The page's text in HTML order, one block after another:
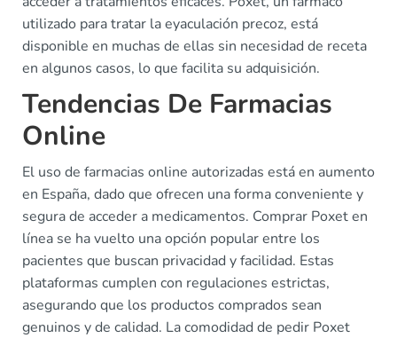
utilizado para tratar la eyaculación precoz, está
disponible en muchas de ellas sin necesidad de receta
en algunos casos, lo que facilita su adquisición.
Tendencias De Farmacias
Online
El uso de farmacias online autorizadas está en aumento
en España, dado que ofrecen una forma conveniente y
segura de acceder a medicamentos. Comprar Poxet en
línea se ha vuelto una opción popular entre los
pacientes que buscan privacidad y facilidad. Estas
plataformas cumplen con regulaciones estrictas,
asegurando que los productos comprados sean
genuinos y de calidad. La comodidad de pedir Poxet